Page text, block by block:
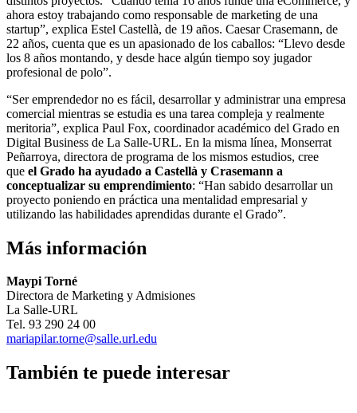
ahora estoy trabajando como responsable de marketing de una
startup”, explica Estel Castellà, de 19 años. Caesar Crasemann, de
22 años, cuenta que es un apasionado de los caballos: “Llevo desde
los 8 años montando, y desde hace algún tiempo soy jugador
profesional de polo”.
“Ser emprendedor no es fácil, desarrollar y administrar una empresa
comercial mientras se estudia es una tarea compleja y realmente
meritoria”, explica Paul Fox, coordinador académico del Grado en
Digital Business de La Salle-URL. En la misma línea, Monserrat
Peñarroya, directora de programa de los mismos estudios, cree
que el Grado ha ayudado a Castellà y Crasemann a
conceptualizar su emprendimiento: “Han sabido desarrollar un
proyecto poniendo en práctica una mentalidad empresarial y
utilizando las habilidades aprendidas durante el Grado”.
Más información
Maypi Torné
Directora de Marketing y Admisiones
La Salle-URL
Tel. 93 290 24 00
mariapilar.torne@salle.url.edu
También te puede interesar